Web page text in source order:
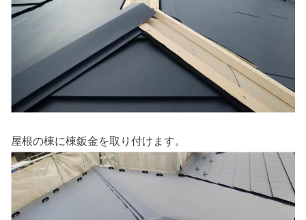
屋根の棟に棟鈑金を取り付けます。